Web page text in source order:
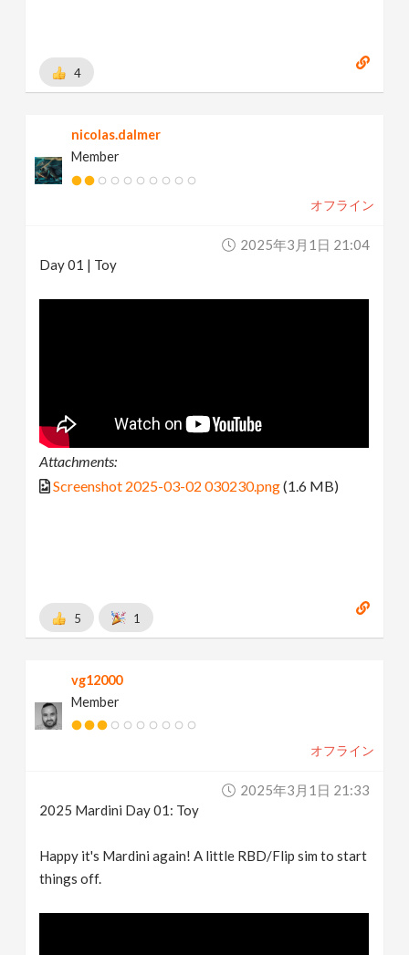
4
nicolas.dalmer
Member
オフライン
2025年3月1日 21:04
Day 01 | Toy
Attachments:
Screenshot 2025-03-02 030230.png(1.6 MB)
5 1
vg12000
Member
オフライン
2025年3月1日 21:33
2025 Mardini Day 01: Toy
Happy it's Mardini again! A little RBD/Flip sim to start
things off.